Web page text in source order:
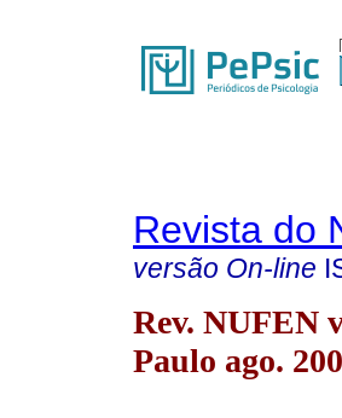
Revista do
versão On-line
Rev. NUFEN
Paulo ago.